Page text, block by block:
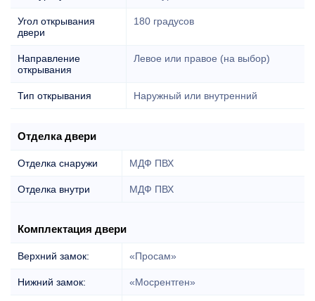
Угол открывания
двери
180 градусов
Направление
открывания
Левое или правое (на выбор)
Тип открывания Наружный или внутренний
Отделка двери
Отделка снаружи МДФ ПВХ
Отделка внутри МДФ ПВХ
Комплектация двери
Верхний замок: «Просам»
Нижний замок: «Мосрентген»